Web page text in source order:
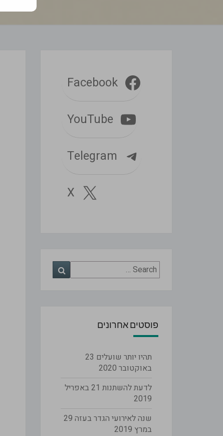
Facebook
YouTube
Telegram
X
Search
for:
פוסטים אחרונים
תהיו יותר שועלים 23
באוקטובר 2020
לדעת להשתנות
21 באפריל
2019
שנה לאירועי הגדר בעזה 29
במרץ 2019